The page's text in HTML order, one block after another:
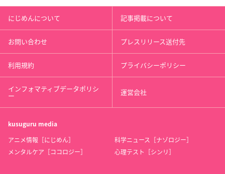
にじめんについて 記事掲載について
お問い合わせ プレスリリース送付先
利用規約 プライバシーポリシー
インフォマティブデータポリシ
ー 運営会社
kusuguru media
アニメ情報［にじめん］
科学ニュース［ナゾロジー］
メンタルケア［ココロジー］
心理テスト［シンリ］